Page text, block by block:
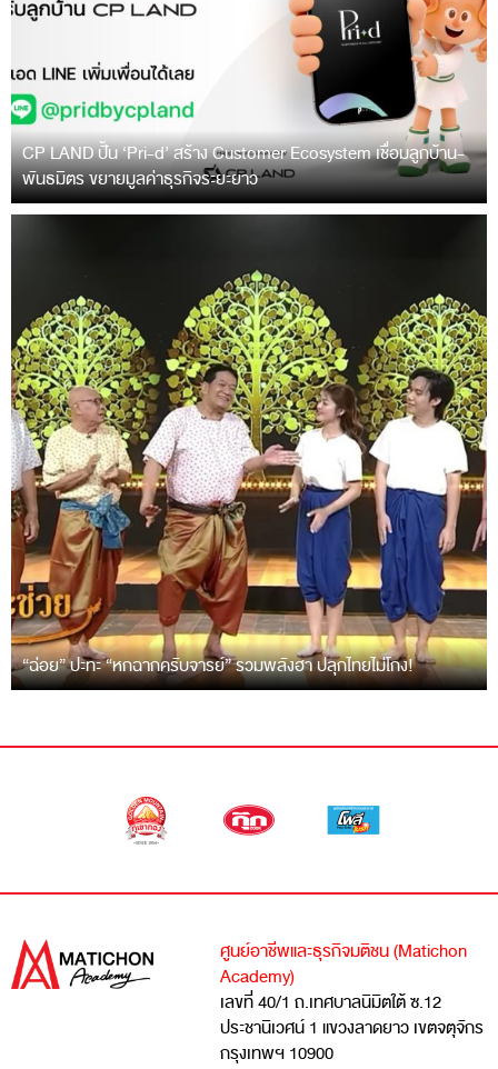
CP LAND ปั้น ‘Pri-d’ สร้าง Customer Ecosystem เชื่อมลูกบ้าน-
พันธมิตร ขยายมูลค่าธุรกิจระยะยาว
“ฉ่อย” ปะทะ “หกฉากครับจารย์” รวมพลังฮา ปลุกไทยไม่โกง!
ศูนย์อาชีพและธุรกิจมติชน (Matichon
Academy)
เลขที่ 40/1 ถ.เทศบาลนิมิตใต้ ซ.12
ประชานิเวศน์ 1 แขวงลาดยาว เขตจตุจักร
กรุงเทพฯ 10900